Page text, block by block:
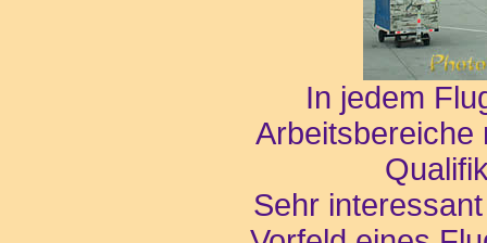
In jedem
Arbeitsbereiche
Sehr